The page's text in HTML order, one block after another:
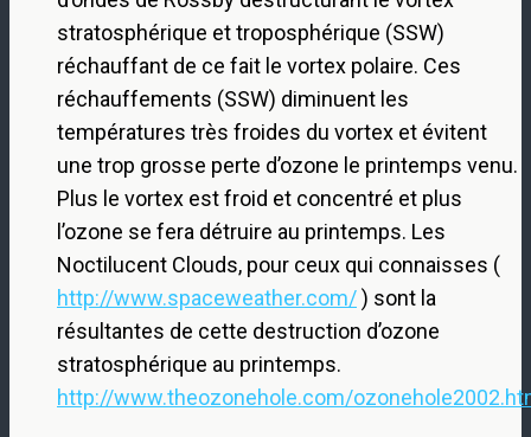
stratosphérique et troposphérique (SSW)
réchauffant de ce fait le vortex polaire. Ces
réchauffements (SSW) diminuent les
températures très froides du vortex et évitent
une trop grosse perte d’ozone le printemps venu.
Plus le vortex est froid et concentré et plus
l’ozone se fera détruire au printemps. Les
Noctilucent Clouds, pour ceux qui connaisses (
http://www.spaceweather.com/) sont la
résultantes de cette destruction d’ozone
stratosphérique au printemps.
http://www.theozonehole.com/